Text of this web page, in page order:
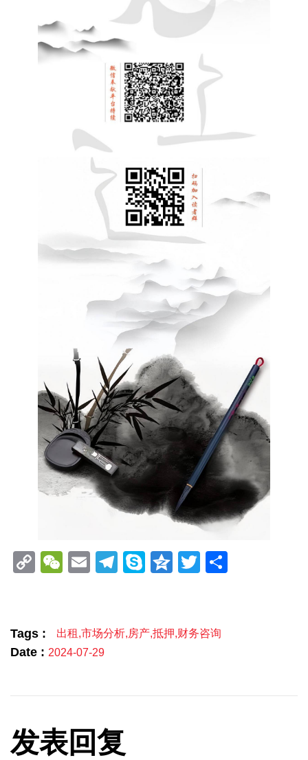
CopyWeChat
EmailTelegram
SkypeQzoneTwitter
Tags : 出租 ,市场分析,房产,抵押,财务咨询
Date : 2024-07-29
发表回复